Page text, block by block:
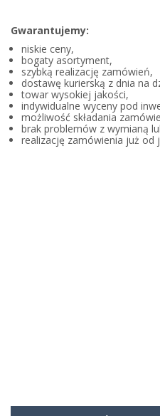
Gwarantujemy:
niskie ceny,
bogaty asortyment,
szybką realizację zamówień,
dostawę kurierską z dnia na
towar wysokiej jakości,
indywidualne wyceny pod
możliwość składania
brak problemów z wymianą
realizację zamówienia już od